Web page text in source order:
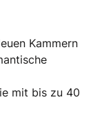
Kammern
mit bis zu 40